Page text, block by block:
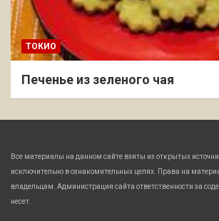
ТОКИО
Печенье из зеленого чая
Все материалы на данном сайте взяты из открытых
исключительно в ознакомительных целях. Права на
владельцам. Администрация сайта ответственности за
несет.